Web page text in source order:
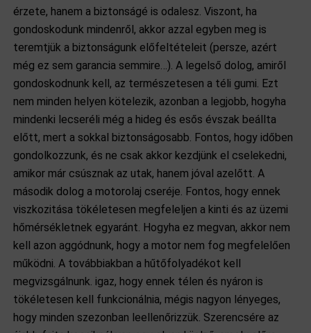
érzete, hanem a biztonságé is odalesz. Viszont, ha
gondoskodunk mindenről, akkor azzal egyben meg is
teremtjük a biztonságunk előfeltételeit (persze, azért
még ez sem garancia semmire…). A legelső dolog, amiről
gondoskodnunk kell, az természetesen a téli gumi. Ezt
nem minden helyen kötelezik, azonban a legjobb, hogyha
mindenki lecseréli még a hideg és esős évszak beállta
előtt, mert a sokkal biztonságosabb. Fontos, hogy időben
gondolkozzunk, és ne csak akkor kezdjünk el cselekedni,
amikor már csúsznak az utak, hanem jóval azelőtt. A
második dolog a motorolaj cseréje. Fontos, hogy ennek
viszkozitása tökéletesen megfeleljen a kinti és az üzemi
hőmérsékletnek egyaránt. Hogyha ez megvan, akkor nem
kell azon aggódnunk, hogy a motor nem fog megfelelően
működni. A továbbiakban a hűtőfolyadékot kell
megvizsgálnunk. igaz, hogy ennek télen és nyáron is
tökéletesen kell funkcionálnia, mégis nagyon lényeges,
hogy minden szezonban leellenőrizzük. Szerencsére az